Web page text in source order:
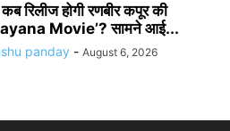
रिलीज होगी रणबीर कपूर की
Movie’? सामने आई...
panday - August 6, 2026